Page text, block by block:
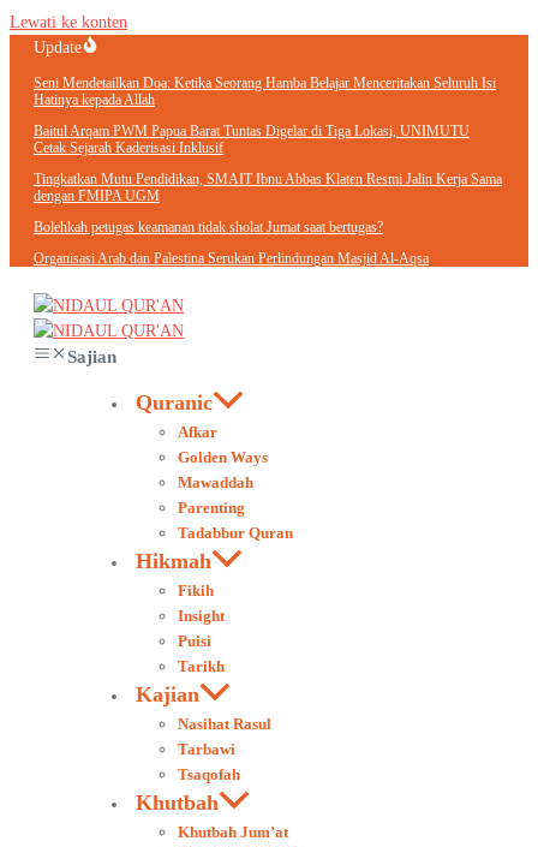
Lewati ke konten
Update
Seni Mendetailkan Doa: Ketika Seorang Hamba Belajar Menceritakan Seluruh Isi
Hatinya kepada Allah
Baitul Arqam PWM Papua Barat Tuntas Digelar di Tiga Lokasi, UNIMUTU
Cetak Sejarah Kaderisasi Inklusif
Tingkatkan Mutu Pendidikan, SMAIT Ibnu Abbas Klaten Resmi Jalin Kerja Sama
dengan FMIPA UGM
Bolehkah petugas keamanan tidak sholat Jumat saat bertugas?
Organisasi Arab dan Palestina Serukan Perlindungan Masjid Al-Aqsa
Sajian
Quranic
Afkar
Golden Ways
Mawaddah
Parenting
Tadabbur Quran
Hikmah
Fikih
Insight
Puisi
Tarikh
Kajian
Nasihat Rasul
Tarbawi
Tsaqofah
Khutbah
Khutbah Jum’at